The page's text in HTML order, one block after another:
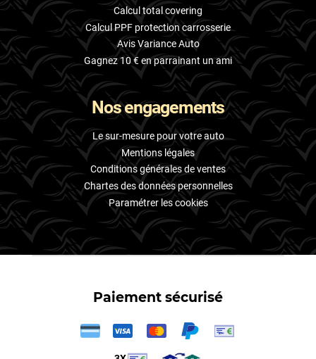
Calcul total covering
Calcul PPF protection carrosserie
Avis Variance Auto
Gagnez 10 € en parrainant un ami
Nos engagements
Le sur-mesure pour votre auto
Mentions légales
Conditions générales de ventes
Chartes des données personnelles
Paramétrer les cookies
Paiement sécurisé